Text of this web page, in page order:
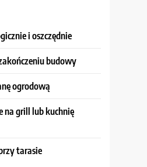
i oszczędnie
budowy
ogrodową
na grill lub kuchnię
tarasie